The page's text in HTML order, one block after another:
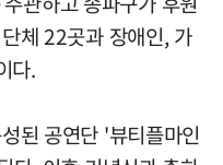
체 22곳과 장애인, 가
다.
된 공연단 '뷰티플마인